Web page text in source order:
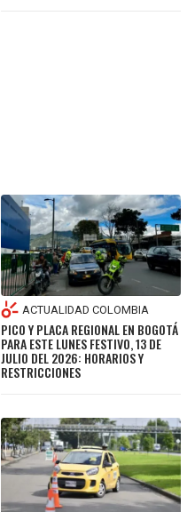
ACTUALIDAD COLOMBIA
PICO Y PLACA REGIONAL EN BOGOTÁ
PARA ESTE LUNES FESTIVO, 13 DE
JULIO DEL 2026: HORARIOS Y
RESTRICCIONES